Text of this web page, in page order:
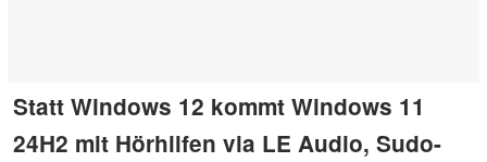
Statt Windows 12 kommt Windows 11
24H2 mit Hörhilfen via LE Audio, Sudo-